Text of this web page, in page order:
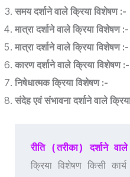
समय दर्शाने वाले क्रिया विशेषण :-
मात्रा दर्शाने वाले क्रिया विशेषण :-
मात्रा दर्शाने वाले क्रिया विशेषण :-
कारण दर्शाने वाले क्रिया विशेषण :-
निषेधात्मक क्रिया विशेषण :-
संदेह एवं संभावना दर्शाने वाले
रीति (तरीका) दर्शाने
क्रिया विशेषण किसी